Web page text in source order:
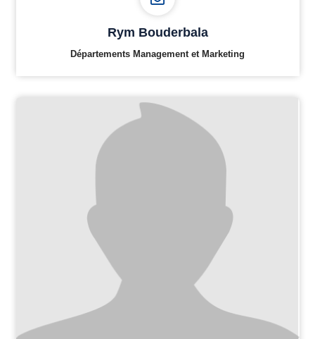
Rym Bouderbala
Départements Management et Marketing